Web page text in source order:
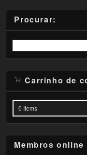
Procurar:
Carrinho de
0 Items
Membros online